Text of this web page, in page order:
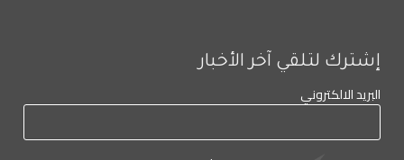
إشترك لتلقي آخر الأخبار
البريد الالكتروني